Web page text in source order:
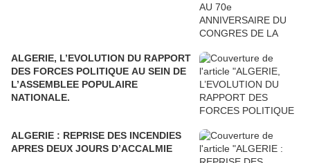
ALGERIE, L’EVOLUTION DU RAPPORT
DES FORCES POLITIQUE AU SEIN DE
L’ASSEMBLEE POPULAIRE
NATIONALE.
ALGERIE : REPRISE DES INCENDIES
APRES DEUX JOURS D’ACCALMIE